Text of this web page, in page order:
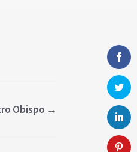
Obispo →